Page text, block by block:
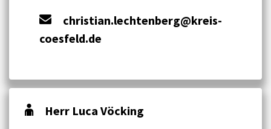
christian.lechtenberg@kreis-
coesfeld.de
Herr Luca Vöcking